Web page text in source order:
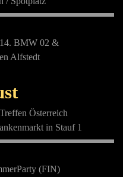
14. BMW 02 &
Alfstedt
Österreich
in Stauf 1
(FIN)